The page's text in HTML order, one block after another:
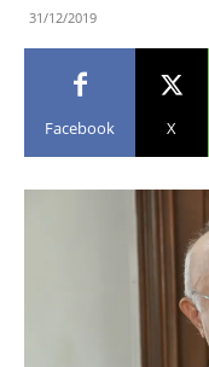
31/12/2019
Facebook X